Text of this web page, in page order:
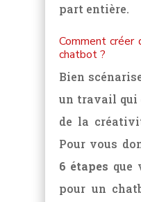
part entière.
Comment créer
chatbot ?
Bien
un travail qui
de la
Pour vous
6 étapes que
pour un